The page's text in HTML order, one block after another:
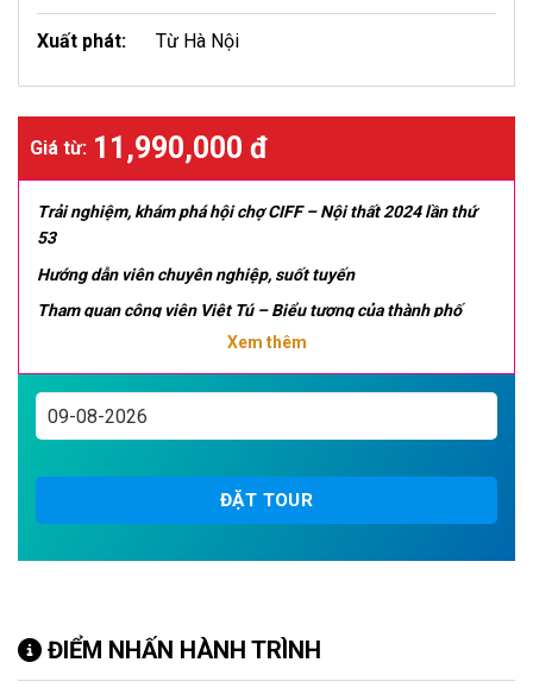
ĐIỂM NHẤN HÀNH TRÌNH
Xuất phát: Từ Hà Nội
Giá từ: 11,990,000 đ
Trải nghiệm, khám phá hội chợ CIFF – Nội thất 2024 lần thứ
53
Hướng dẫn viên chuyên nghiệp, suốt tuyến
Tham quan công viên Việt Tú – Biểu tượng của thành phố
No shopping
Khách sạn 4 sao địa phương.
Xem thêm
ĐẶT TOUR